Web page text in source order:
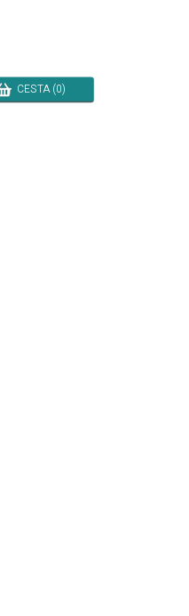
CESTA (0)